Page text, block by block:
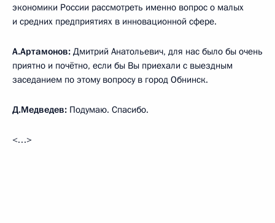
экономики России рассмотреть именно вопрос о малых
и средних предприятиях в инновационной сфере.
А.Артамонов: Дмитрий Анатольевич, для нас было бы очень
приятно и почётно, если бы Вы приехали с выездным
заседанием по этому вопросу в город Обнинск.
Д.Медведев: Подумаю. Спасибо.
<…>